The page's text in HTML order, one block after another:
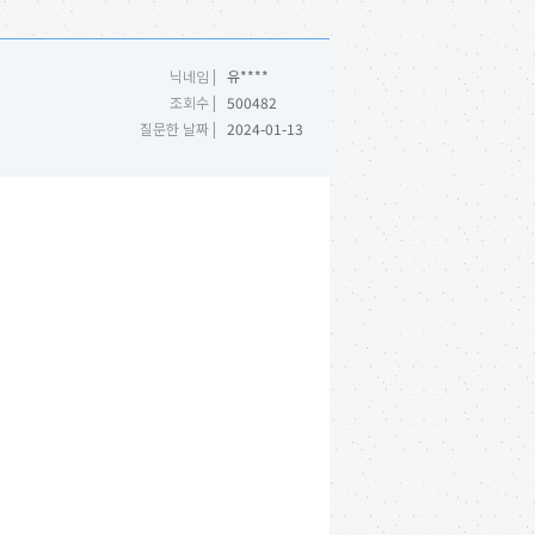
닉네임 | 유****
조회수 | 500482
질문한 날짜 | 2024-01-13